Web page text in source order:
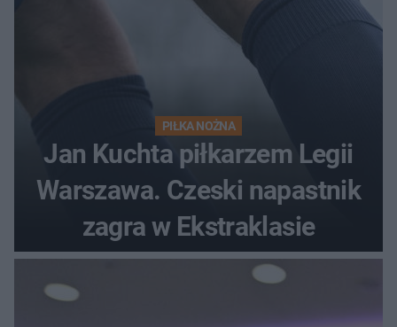
PIŁKA NOŻNA
Jan Kuchta piłkarzem Legii
Warszawa. Czeski napastnik
zagra w Ekstraklasie